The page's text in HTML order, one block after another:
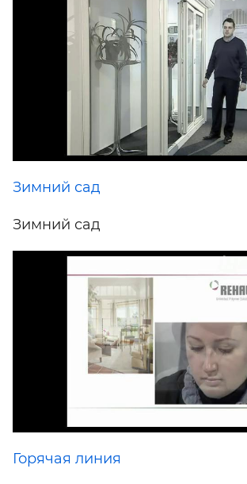
Зимний сад
Зимний сад
Горячая линия